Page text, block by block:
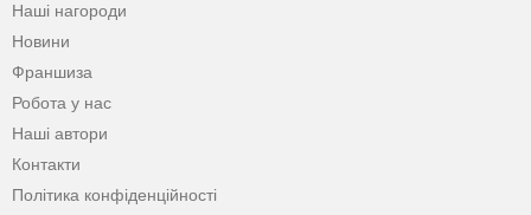
Наші нагороди
Новини
Франшиза
Робота у нас
Наші автори
Контакти
Політика конфіденційності